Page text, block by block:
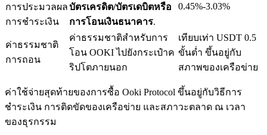
ลงทุนอัตโนมัติ
คว้าผลกำไรระยะยาวและผลประโยชน์ที่ยืดหยุ่น
การประมวลผล
การชำระเงิน
บัตรเครดิต/บัตรเดบิตหรือ
การโอนเงินธนาคาร.
0.45%-3.03%
ค่าธรรมชาติ
การถอน
ค่าธรรมชาติสำหรับการ
โอน OOKI ไปยังกระเป๋าค
ริปโตภายนอก
เทียบเท่า USDT 0.5
ขั้นต่ำ ขึ้นอยู่กับ
สภาพของเครือข่าย
ค่าใช้จ่ายสุดท้ายของการซื้อ Ooki Protocol ขึ้นอยู่กับวิธีการ
ชำระเงิน การติดขัดของเครือข่าย และสภาวะตลาด ณ เวลา
ของธุรกรรม